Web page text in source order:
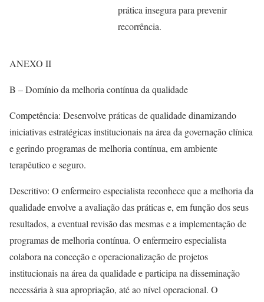
prática insegura para prevenir
recorrência.
ANEXO II
B – Domínio da melhoria contínua da qualidade
Competência: Desenvolve práticas de qualidade dinamizando
iniciativas estratégicas institucionais na área da governação clínica
e gerindo programas de melhoria contínua, em ambiente
terapêutico e seguro.
Descritivo: O enfermeiro especialista reconhece que a melhoria da
qualidade envolve a avaliação das práticas e, em função dos seus
resultados, a eventual revisão das mesmas e a implementação de
programas de melhoria contínua. O enfermeiro especialista
colabora na conceção e operacionalização de projetos
institucionais na área da qualidade e participa na disseminação
necessária à sua apropriação, até ao nível operacional. O